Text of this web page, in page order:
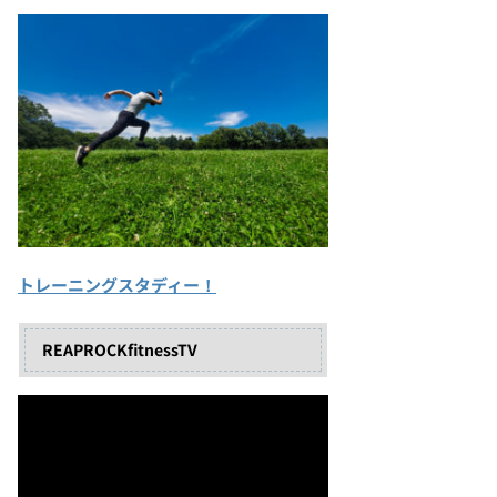
トレーニングスタディー！
REAPROCKfitnessTV